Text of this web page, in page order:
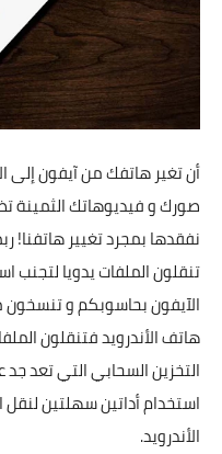
أن تغير هاتفك من آيفون إلى
صورك و فيديوهاتك الثمينة
نفقدها بمجرد تغيير هاتفنا!
تنقلون الملفات يدويا لتجنب
الآيفون بحاسوبكم و
هاتف الأندرويد فتنقلون
التخزين السحابيالتي تعد
استخدام أداتين سهلتين
الأندرويد.